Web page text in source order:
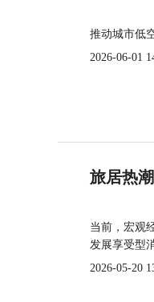
推动城市低
2026-06-01
旅居热
当前，宏观
发展享受型
2026-05-20